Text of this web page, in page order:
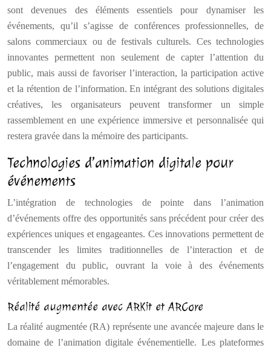
sont devenues des éléments essentiels pour dynamiser les
événements, qu’il s’agisse de conférences professionnelles, de
salons commerciaux ou de festivals culturels. Ces technologies
innovantes permettent non seulement de capter l’attention du
public, mais aussi de favoriser l’interaction, la participation active
et la rétention de l’information. En intégrant des solutions digitales
créatives, les organisateurs peuvent transformer un simple
rassemblement en une expérience immersive et personnalisée qui
restera gravée dans la mémoire des participants.
Technologies d’animation digitale pour
événements
L’intégration de technologies de pointe dans l’animation
d’événements offre des opportunités sans précédent pour créer des
expériences uniques et engageantes. Ces innovations permettent de
transcender les limites traditionnelles de l’interaction et de
l’engagement du public, ouvrant la voie à des événements
véritablement mémorables.
Réalité augmentée avec ARKit et ARCore
La réalité augmentée (RA) représente une avancée majeure dans le
domaine de l’animation digitale événementielle. Les plateformes